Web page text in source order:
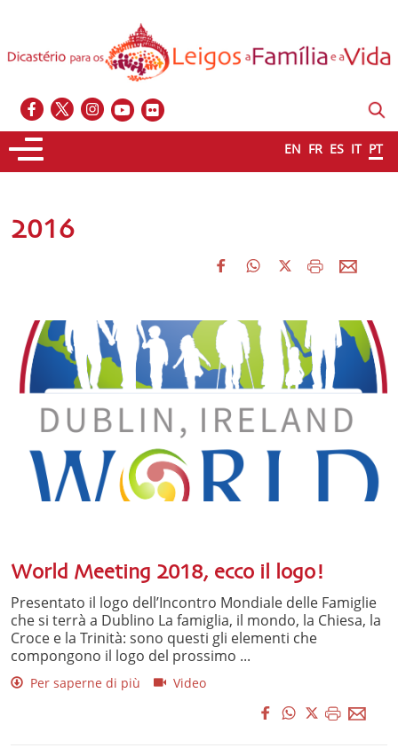
EN FR ES IT PT
2016
World Meeting 2018, ecco il logo!
Presentato il logo dell’Incontro Mondiale delle Famiglie
che si terrà a Dublino La famiglia, il mondo, la Chiesa, la
Croce e la Trinità: sono questi gli elementi che
compongono il logo del prossimo ...
Per saperne di più Video